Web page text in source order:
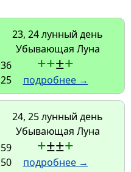
23, 24 лунный день
Убывающая Луна
++±+
подробнее →
24, 25 лунный день
Убывающая Луна
+±±+
подробнее →